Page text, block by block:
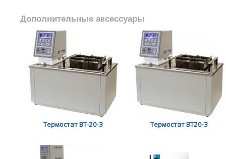
Дополнительные аксессуары
Термостат ВТ-20-3 Термостат ВТ20-3